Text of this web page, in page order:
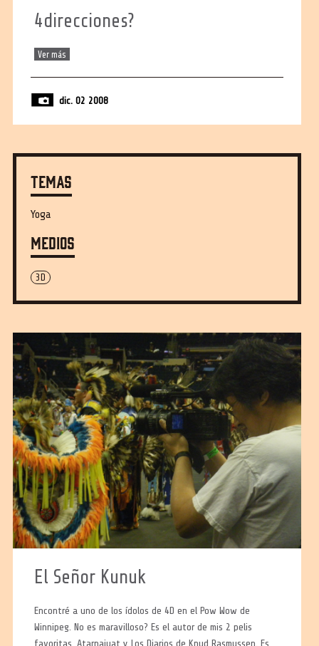
4direcciones?
Ver más
dic. 02 2008
Temas
Yoga
Medios
3D
El Señor Kunuk
Encontré a uno de los ídolos de 4D en el Pow Wow de
Winnipeg. No es maravilloso? Es el autor de mis 2 pelis
favoritas, Atarnajuat y Los Diarios de Knud Rasmussen. Es